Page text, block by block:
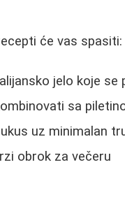
će vas spasiti:
jelo koje se
sa
uz minimalan
obrok za večeru